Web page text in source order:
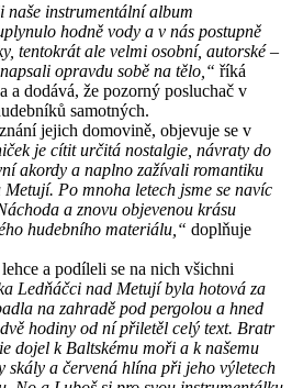
naše instrumentální album
hodně vody a v nás postupně
tentokrát ale velmi osobní, autorské –
opravdu sobě na tělo,“ říká
a dodává, že pozorný posluchač v
samotných.
jejich domovině, objevuje se v
je cítit určitá nostalgie, návraty do
akordy a naplno zažívali romantiku
Po mnoha letech jsme se navíc
a znovu objevenou krásu
hudebního materiálu,“ doplňuje
a podíleli se na nich všichni
Ledňáčci nad Metují byla hotová za
na zahradě pod pergolou a hned
hodiny od ní přiletěl celý text. Bratr
dojel k Baltskému moři a k našemu
skály a červená hlína při jeho výletech